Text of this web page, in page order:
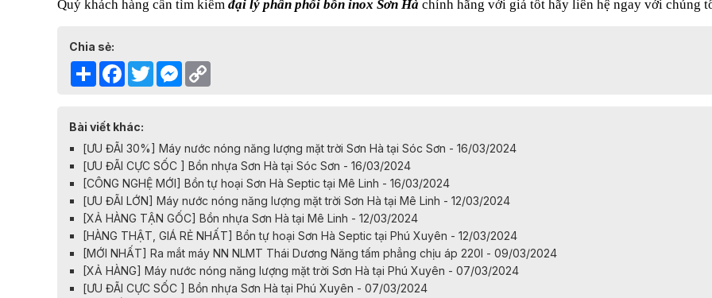
Quý khách hàng cần tìm kiếm đại lý phân phối bồn inox Sơn Hà chính hãng với giá tốt hãy liên hệ ngay với chúng
Chia sẻ:
Share Facebook
TwitterMessenger
Bài viết khác:
[ƯU ĐÃI 30%] Máy nước nóng năng lượng mặt trời Sơn Hà tại Sóc Sơn - 16/03/2024
[ƯU ĐÃI CỰC SỐC ] Bồn nhựa Sơn Hà tại Sóc Sơn - 16/03/2024
[CÔNG NGHỆ MỚI] Bồn tự hoại Sơn Hà Septic tại Mê Linh - 16/03/2024
[ƯU ĐÃI LỚN] Máy nước nóng năng lượng mặt trời Sơn Hà tại Mê Linh - 12/03/2024
[XẢ HÀNG TẬN GỐC] Bồn nhựa Sơn Hà tại Mê Linh - 12/03/2024
[HÀNG THẬT, GIÁ RẺ NHẤT] Bồn tự hoại Sơn Hà Septic tại Phú Xuyên - 12/03/2024
[MỚI NHẤT] Ra mắt máy NN NLMT Thái Dương Năng tấm phẳng chịu áp 220l - 09/03/2024
[XẢ HÀNG] Máy nước nóng năng lượng mặt trời Sơn Hà tại Phú Xuyên - 07/03/2024
[ƯU ĐÃI CỰC SỐC ] Bồn nhựa Sơn Hà tại Phú Xuyên - 07/03/2024